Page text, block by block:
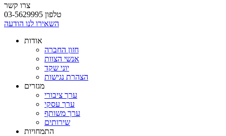
צרו קשר
טלפון 03-5629995
השאירו לנו הודעה
אודות
חזון החברה
אנשי הצוות
יוני שקד
הצהרת נגישות
מגזרים
ערך ציבורי
ערך עסקי
ערך משותף
שירותים
התמחויות